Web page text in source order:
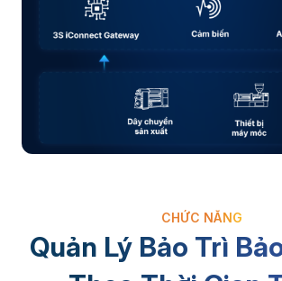
CHỨC NĂNG
Quản Lý Bảo Trì